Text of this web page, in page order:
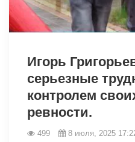
Игорь
серьезные
контролем
ревности.
499 8 июля, 2025